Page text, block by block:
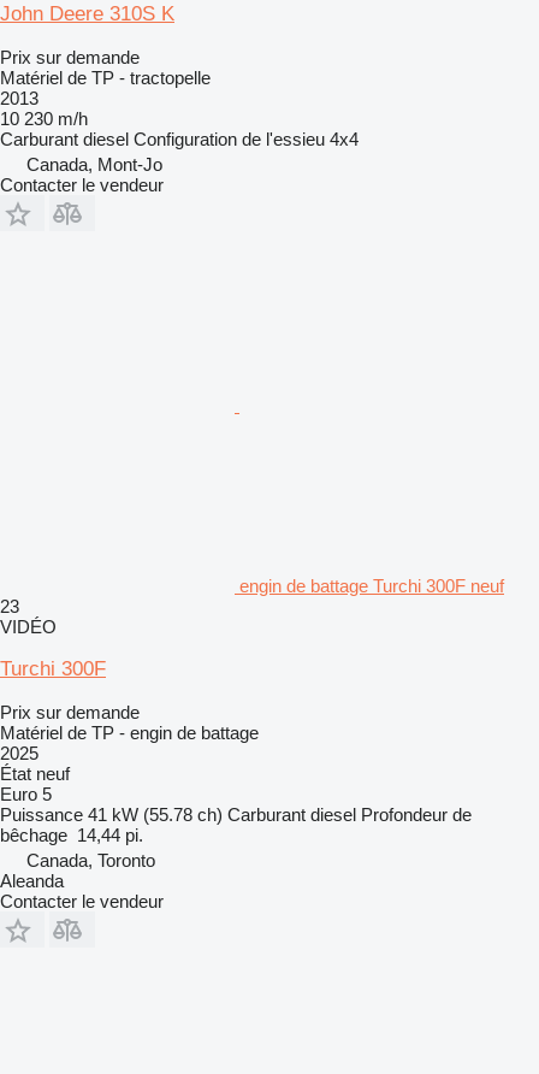
John Deere 310S K
Prix sur demande
Matériel de TP - tractopelle
2013
10 230 m/h
Carburant diesel Configuration de l'essieu 4x4
Canada, Mont-Jo
Contacter le vendeur
engin de battage Turchi 300F neuf
23
VIDÉO
Turchi 300F
Prix sur demande
Matériel de TP - engin de battage
2025
État neuf
Euro 5
Puissance 41 kW (55.78 ch) Carburant diesel Profondeur de
bêchage 14,44 pi.
Canada, Toronto
Aleanda
Contacter le vendeur